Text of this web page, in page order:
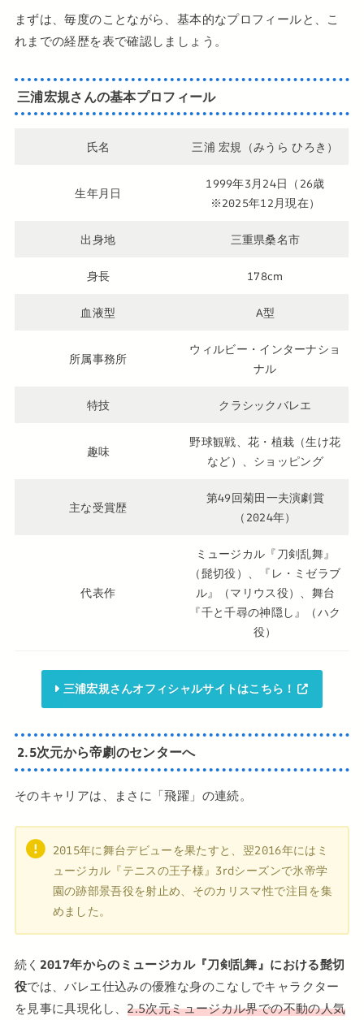
まずは、毎度のことながら、基本的なプロフィールと、こ
れまでの経歴を表で確認しましょう。
三浦宏規さんの基本プロフィール
氏名 三浦 宏規（みうら ひろき）
生年月日
1999年3月24日（26歳
※2025年12月現在）
出身地 三重県桑名市
身長 178cm
血液型 A型
所属事務所
ウィルビー・インターナショ
ナル
特技 クラシックバレエ
趣味
野球観戦、花・植栽（生け花
など）、ショッピング
主な受賞歴
第49回菊田一夫演劇賞
（2024年）
代表作
ミュージカル『刀剣乱舞』
（髭切役）、『レ・ミゼラブ
ル』（マリウス役）、舞台
『千と千尋の神隠し』（ハク
役）
三浦宏規さんオフィシャルサイトはこちら！
2.5次元から帝劇のセンターへ
そのキャリアは、まさに「飛躍」の連続。
2015年に舞台デビューを果たすと、翌2016年にはミ
ュージカル『テニスの王子様』3rdシーズンで氷帝学
園の跡部景吾役を射止め、そのカリスマ性で注目を集
めました。
続く 2017年からのミュージカル『刀剣乱舞』における髭切
役では、バレエ仕込みの優雅な身のこなしでキャラクター
を見事に具現化し、 2.5次元ミュージカル界での不動の人気